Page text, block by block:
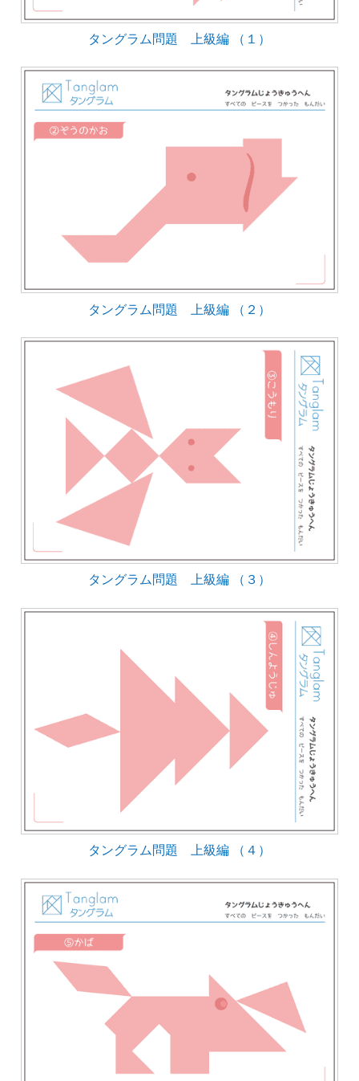
タングラム問題 上級編 （１）
タングラム問題 上級編 （２）
タングラム問題 上級編 （３）
タングラム問題 上級編 （４）